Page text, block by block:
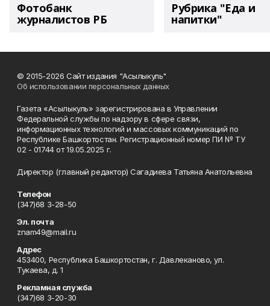
Фотобанк
журналистов РБ
Рубрика "Еда и
напитки"
© 2015-2026 Сайт издания "Асылыкуль"
Об использовании персональных данных
Газета «Асылыкуль» зарегистрирована в Управлении
Федеральной службы по надзору в сфере связи,
информационных технологий и массовых коммуникаций по
Республике Башкортостан. Регистрационный номер ПИ № ТУ
02 - 01744 от 19.05.2025 г.
Директор (главный редактор) Сагадиева Татьяна Анатольевна
Телефон
(347)68 3-28-50
Эл. почта
znam49@mail.ru
Адрес
453400, Республика Башкортостан, г. Давлеканово, ул.
Тукаева, д. 1
Рекламная служба
(347)68 3-20-30